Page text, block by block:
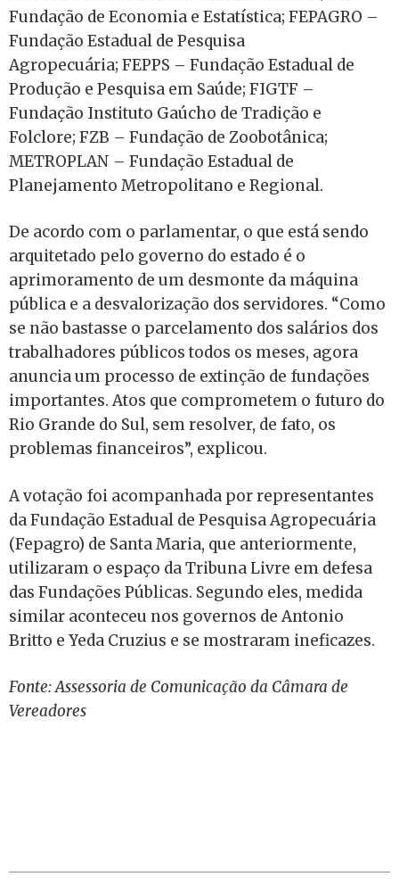
Fundação de Economia e Estatística; FEPAGRO –
Fundação Estadual de Pesquisa
Agropecuária; FEPPS – Fundação Estadual de
Produção e Pesquisa em Saúde; FIGTF –
Fundação Instituto Gaúcho de Tradição e
Folclore; FZB – Fundação de Zoobotânica;
METROPLAN – Fundação Estadual de
Planejamento Metropolitano e Regional.
De acordo com o parlamentar, o que está sendo
arquitetado pelo governo do estado é o
aprimoramento de um desmonte da máquina
pública e a desvalorização dos servidores. “Como
se não bastasse o parcelamento dos salários dos
trabalhadores públicos todos os meses, agora
anuncia um processo de extinção de fundações
importantes. Atos que comprometem o futuro do
Rio Grande do Sul, sem resolver, de fato, os
problemas financeiros”, explicou.
A votação foi acompanhada por representantes
da Fundação Estadual de Pesquisa Agropecuária
(Fepagro) de Santa Maria, que anteriormente,
utilizaram o espaço da Tribuna Livre em defesa
das Fundações Públicas. Segundo eles, medida
similar aconteceu nos governos de Antonio
Britto e Yeda Cruzius e se mostraram ineficazes.
Fonte: Assessoria de Comunicação da Câmara de
Vereadores